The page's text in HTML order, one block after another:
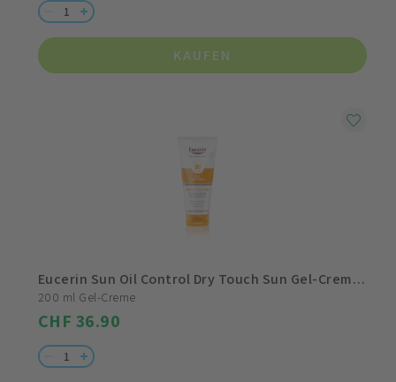
KAUFEN
Eucerin Sun Oil Control Dry Touch Sun Gel-Creme LSF 30
200 ml Gel-Creme
CHF 36.90